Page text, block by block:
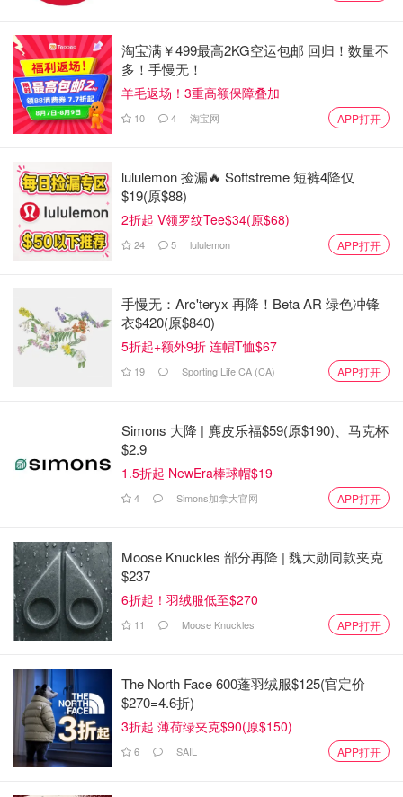
淘宝满￥499最高2KG空运包邮 回归！数量不
多！手慢无！
羊毛返场！3重高额保障叠加
10 4 淘宝网 APP打开
lululemon 捡漏🔥 Softstreme 短裤4降仅
$19(原$88)
2折起 V领罗纹Tee$34(原$68)
24 5 lululemon APP打开
手慢无：Arc'teryx 再降！Beta AR 绿色冲锋
衣$420(原$840)
5折起+额外9折 连帽T恤$67
19 Sporting Life CA (CA) APP打开
Simons 大降 | 麂皮乐福$59(原$190)、马克杯
$2.9
1.5折起 NewEra棒球帽$19
4 Simons加拿大官网 APP打开
Moose Knuckles 部分再降 | 魏大勋同款夹克
$237
6折起！羽绒服低至$270
11 Moose Knuckles APP打开
The North Face 600蓬羽绒服$125(官定价
$270=4.6折)
3折起 薄荷绿夹克$90(原$150)
6 SAIL APP打开